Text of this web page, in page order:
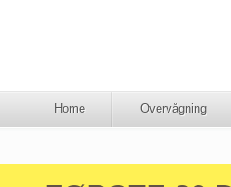
Home Overvågning